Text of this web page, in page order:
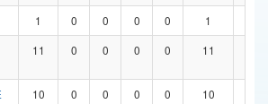
1 0 0 0 0 1
11 0 0 0 0 11
10 0 0 0 0 10